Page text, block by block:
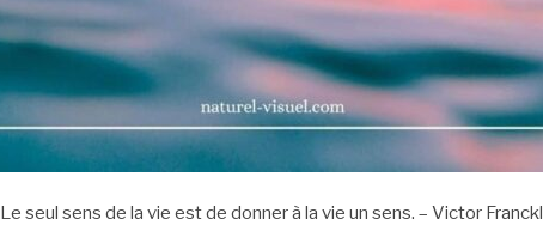
Le seul sens de la vie est de donner à la vie un sens. – Victor Franckl